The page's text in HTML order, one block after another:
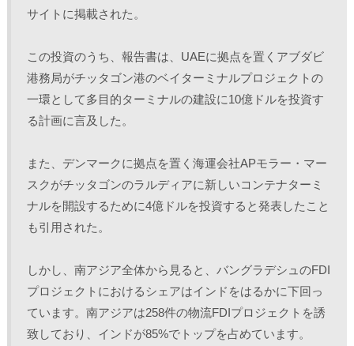
サイトに掲載された。
この投資のうち、報告書は、UAEに拠点を置くアブダビ
港務局がチッタゴン港のベイターミナルプロジェクトの
一環として多目的ターミナルの建設に10億ドルを投資す
る計画に言及した。
また、デンマークに拠点を置く海運会社APモラー・マー
スクがチッタゴンのラルディアに新しいコンテナターミ
ナルを開設するために4億ドルを投資すると発表したこと
も引用された。
しかし、南アジア全体から見ると、バングラデシュのFDI
プロジェクトにおけるシェアはインドをはるかに下回っ
ています。南アジアは258件の物流FDIプロジェクトを誘
致しており、インドが85%でトップを占めています。